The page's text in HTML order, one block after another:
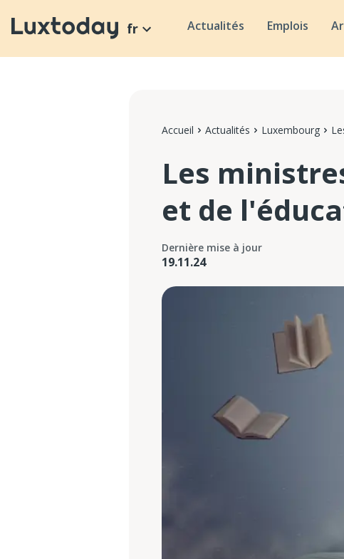
fr Actualités Emplois
Accueil Actualités Luxembourg
Les
et de
Dernière mise à jour
19.11.24